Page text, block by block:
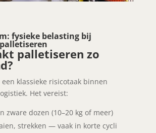
fysieke belasting bij
palletiseren zo
klassieke risicotaak binnen
Het vereist:
zware dozen (10–20 kg of meer)
strekken — vaak in korte cycli